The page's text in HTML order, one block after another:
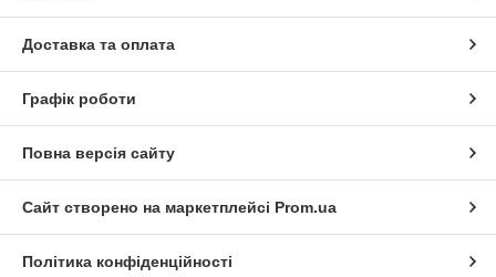
Доставка та оплата
Графік роботи
Повна версія сайту
Сайт створено на маркетплейсі Prom.ua
Політика конфіденційності